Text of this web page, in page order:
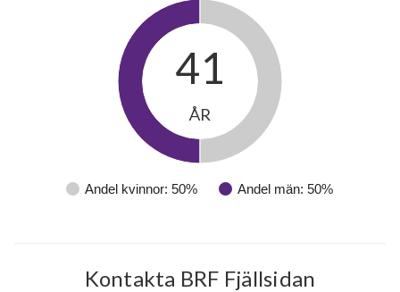
Andel kvinnor: 50% Andel män: 50%
41
ÅR
Kontakta BRF Fjällsidan